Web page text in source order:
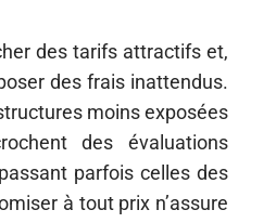
des tarifs attractifs et,
des frais inattendus.
moins exposées
des évaluations
parfois celles des
à tout prix n’assure